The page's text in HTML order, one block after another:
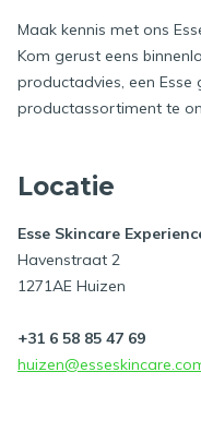
Maak kennis met ons
Kom gerust eens
productadvies, een
productassortiment te
Locatie
Esse Skincare
Havenstraat 2
1271AE Huizen
+31 6 58 85 47 69